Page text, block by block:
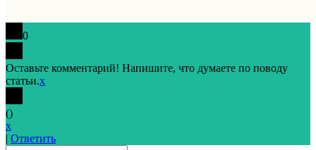
0
Оставьте комментарий! Напишите, что думаете по поводу
статьи.x
()
x
| Ответить